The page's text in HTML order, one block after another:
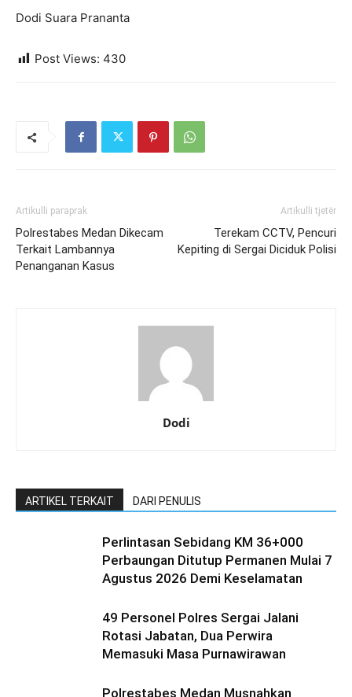
Dodi Suara Prananta
Post Views: 430
Artikulli paraprak
Polrestabes Medan Dikecam
Terkait Lambannya
Penanganan Kasus
Artikulli tjetër
Terekam CCTV, Pencuri
Kepiting di Sergai Diciduk Polisi
Dodi
ARTIKEL TERKAIT DARI PENULIS
Perlintasan Sebidang KM 36+000
Perbaungan Ditutup Permanen Mulai 7
Agustus 2026 Demi Keselamatan
49 Personel Polres Sergai Jalani
Rotasi Jabatan, Dua Perwira
Memasuki Masa Purnawirawan
Polrestabes Medan Musnahkan